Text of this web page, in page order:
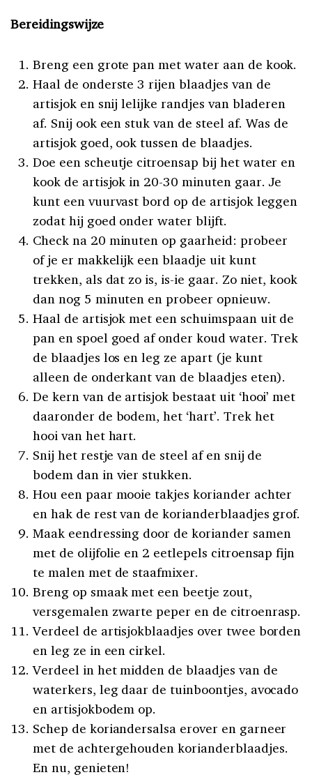
Bereidingswijze
Breng een grote pan met water aan de kook.
Haal de onderste 3 rijen blaadjes van de
artisjok en snij lelijke randjes van bladeren
af. Snij ook een stuk van de steel af. Was de
artisjok goed, ook tussen de blaadjes.
Doe een scheutje citroensap bij het water en
kook de artisjok in 20-30 minuten gaar. Je
kunt een vuurvast bord op de artisjok leggen
zodat hij goed onder water blijft.
Check na 20 minuten op gaarheid: probeer
of je er makkelijk een blaadje uit kunt
trekken, als dat zo is, is-ie gaar. Zo niet, kook
dan nog 5 minuten en probeer opnieuw.
Haal de artisjok met een schuimspaan uit de
pan en spoel goed af onder koud water. Trek
de blaadjes los en leg ze apart (je kunt
alleen de onderkant van de blaadjes eten).
De kern van de artisjok bestaat uit ‘hooi’ met
daaronder de bodem, het ‘hart’. Trek het
hooi van het hart.
Snij het restje van de steel af en snij de
bodem dan in vier stukken.
Hou een paar mooie takjes koriander achter
en hak de rest van de korianderblaadjes grof.
Maak eendressing door de koriander samen
met de olijfolie en 2 eetlepels citroensap fijn
te malen met de staafmixer.
Breng op smaak met een beetje zout,
versgemalen zwarte peper en de citroenrasp.
Verdeel de artisjokblaadjes over twee borden
en leg ze in een cirkel.
Verdeel in het midden de blaadjes van de
waterkers, leg daar de tuinboontjes, avocado
en artisjokbodem op.
Schep de koriandersalsa erover en garneer
met de achtergehouden korianderblaadjes.
En nu, genieten!